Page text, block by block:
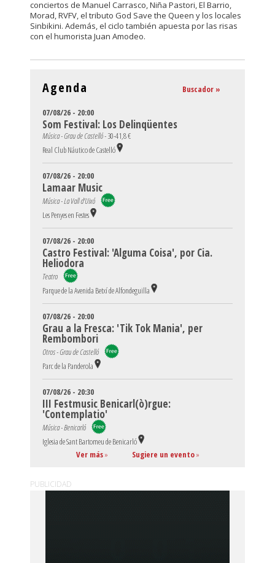
conciertos de Manuel Carrasco, Niña Pastori, El Barrio,
Morad, RVFV, el tributo God Save the Queen y los locales
Sinbikini. Además, el ciclo también apuesta por las risas
con el humorista Juan Amodeo.
Agenda Buscador »
07/08/26 - 20:00
Som Festival: Los Delinqüentes
Música - Grau de Castelló -30-41,8 €
Real Club Náutico de Castelló
07/08/26 - 20:00
Lamaar Music
Música - La Vall d'Uixó
Les Penyes en Festes
07/08/26 - 20:00
Castro Festival: 'Alguma Coisa', por Cia.
Heliodora
Teatro
Parque de la Avenida Betxí de Alfondeguilla
07/08/26 - 20:00
Grau a la Fresca: 'Tik Tok Mania', per
Rembombori
Otros - Grau de Castelló
Parc de la Panderola
07/08/26 - 20:30
III Festmusic Benicarl(ò)rgue:
'Contemplatio'
Música - Benicarló
Iglesia de Sant Bartomeu de Benicarló
Ver más» Sugiere un evento»
PUBLICIDAD